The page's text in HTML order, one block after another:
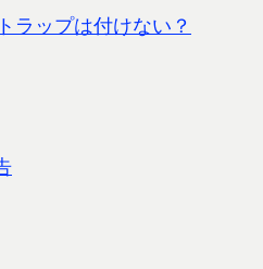
ラップは付けない？